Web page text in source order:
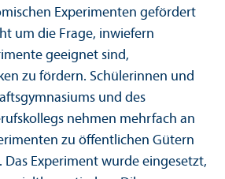
Experimenten gefördert
um die Frage, inwiefern
geeignet sind,
zu fördern. Schülerinnen und
und des
nehmen mehrfach an
zu öffentlichen Gütern
Das Experiment wurde eingesetzt,